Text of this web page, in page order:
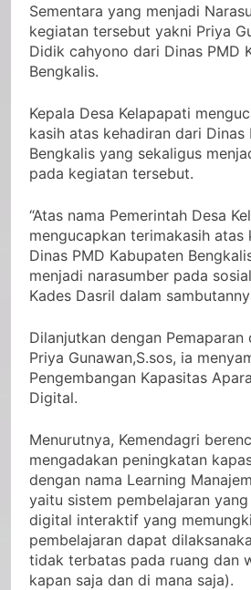
Sementara yang menjadi
kegiatan tersebut yakni Priya
Didik cahyono dari Dinas PMD
Bengkalis.
Kepala Desa Kelapapati
kasih atas kehadiran dari Dinas
Bengkalis yang sekaligus
pada kegiatan tersebut.
“Atas nama Pemerintah Desa
mengucapkan terimakasih atas
Dinas PMD Kabupaten
menjadi narasumber pada
Kades Dasril dalam
Dilanjutkan dengan Pemaparan
Priya Gunawan,S.sos, ia
Pengembangan Kapasitas
Digital.
Menurutnya, Kemendagri
mengadakan peningkatan
dengan nama Learning
yaitu sistem pembelajaran
digital interaktif yang
pembelajaran dapat
tidak terbatas pada ruang dan
kapan saja dan di mana saja).